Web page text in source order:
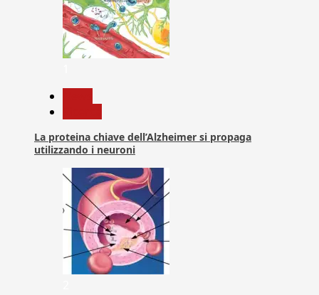
La proteina chiave dell’Alzheimer si propaga
utilizzando i neuroni